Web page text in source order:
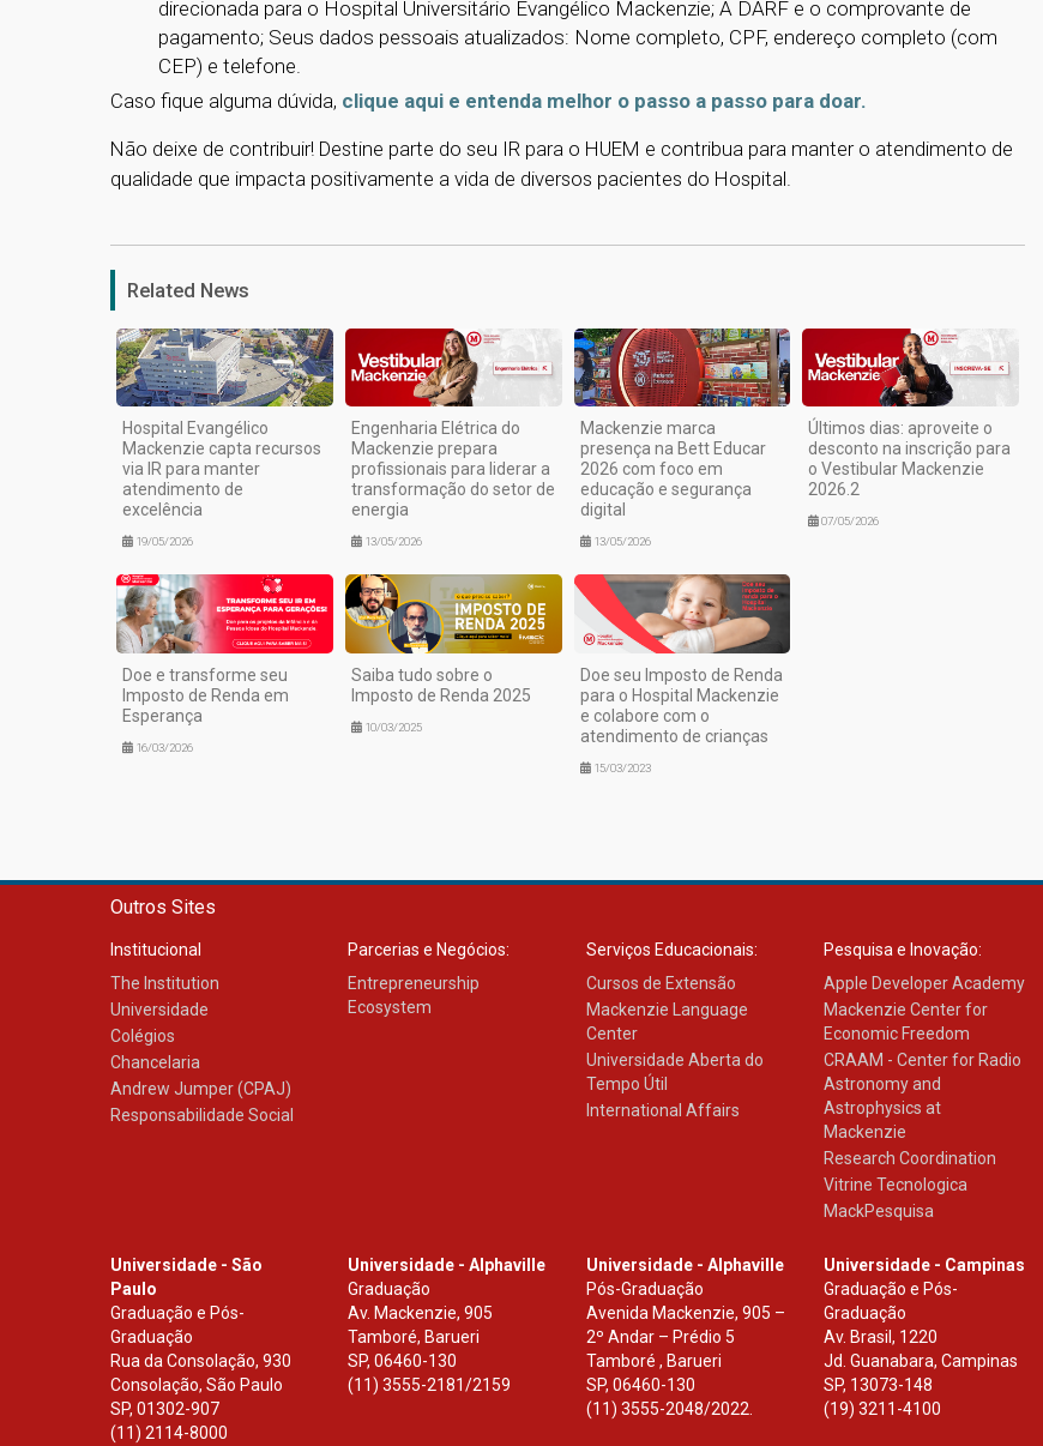
direcionada para o Hospital Universitário Evangélico Mackenzie; A DARF e o comprovante de
pagamento; Seus dados pessoais atualizados: Nome completo, CPF, endereço completo (com
CEP) e telefone.
Caso fique alguma dúvida, clique aqui e entenda melhor o passo a passo para doar.
Não deixe de contribuir! Destine parte do seu IR para o HUEM e contribua para manter o atendimento de
qualidade que impacta positivamente a vida de diversos pacientes do Hospital.
1
Related News
Hospital Evangélico
Mackenzie capta recursos
via IR para manter
atendimento de
excelência
19/05/2026
Engenharia Elétrica do
Mackenzie prepara
profissionais para liderar a
transformação do setor de
energia
13/05/2026
Mackenzie marca
presença na Bett Educar
2026 com foco em
educação e segurança
digital
13/05/2026
Últimos dias: aproveite o
desconto na inscrição para
o Vestibular Mackenzie
2026.2
07/05/2026
Doe e transforme seu
Imposto de Renda em
Esperança
16/03/2026
Saiba tudo sobre o
Imposto de Renda 2025
10/03/2025
Doe seu Imposto de Renda
para o Hospital Mackenzie
e colabore com o
atendimento de crianças
15/03/2023
Outros Sites
Institucional
The Institution
Universidade
Colégios
Chancelaria
Andrew Jumper (CPAJ)
Responsabilidade Social
Parcerias e Negócios:
Entrepreneurship
Ecosystem
Serviços Educacionais:
Cursos de Extensão
Mackenzie Language
Center
Universidade Aberta do
Tempo Útil
International Affairs
Pesquisa e Inovação:
Apple Developer Academy
Mackenzie Center for
Economic Freedom
CRAAM - Center for Radio
Astronomy and
Astrophysics at
Mackenzie
Research Coordination
Vitrine Tecnologica
MackPesquisa
Universidade - São
Paulo
Graduação e Pós-
Graduação
Rua da Consolação, 930
Consolação, São Paulo
SP, 01302-907
(11) 2114-8000
Universidade - Alphaville
Graduação
Av. Mackenzie, 905
Tamboré, Barueri
SP,06460-130
(11) 3555-2181/2159
Universidade - Alphaville
Pós-Graduação
Avenida Mackenzie, 905 –
2º Andar – Prédio 5
Tamboré , Barueri
SP, 06460-130
(11) 3555-2048/2022.
Universidade - Campinas
Graduação e Pós-
Graduação
Av. Brasil, 1220
Jd. Guanabara, Campinas
SP, 13073-148
(19) 3211-4100